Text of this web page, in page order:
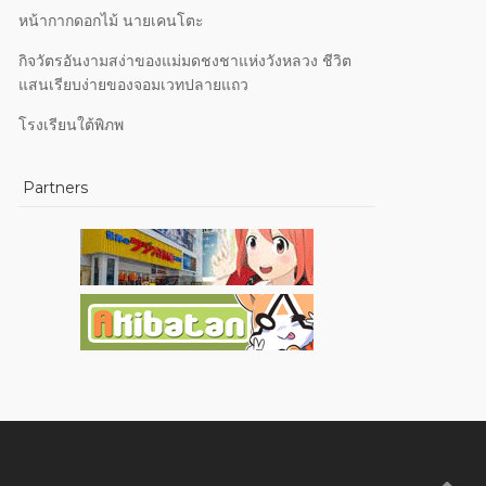
หน้ากากดอกไม้ นายเคนโตะ
กิจวัตรอันงามสง่าของแม่มดชงชาแห่งวังหลวง ชีวิต
แสนเรียบง่ายของจอมเวทปลายแถว
โรงเรียนใต้พิภพ
Partners